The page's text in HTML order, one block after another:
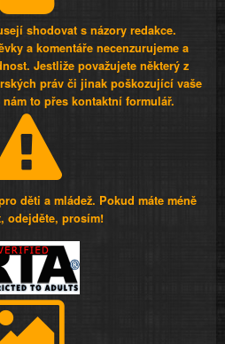
shodovat s názory redakce.
a komentáře necenzurujeme a
Jestliže považujete některý z
práv či jinak poškozující vaše
to přes kontaktní formulář.
děti a mládež. Pokud máte méně
odejděte, prosím!